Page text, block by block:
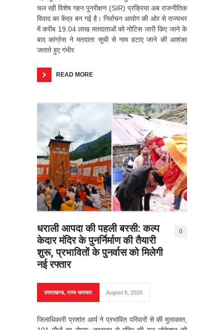
चल रही विशेष गहन पुनरीक्षण (SIR) प्रक्रिया अब राजनीतिक
विवाद का केंद्र बन गई है। निर्वाचन आयोग की ओर से राज्यभर
में करीब 19.04 लाख मतदाताओं को नोटिस जारी किए जाने के
बाद कांग्रेस ने मतदाता सूची से नाम हटाए जाने की आशंका
जताते हुए गंभीर
READ MORE
धराली आपदा की पहली बरसी: कल्प
केदार मंदिर के पुनर्निर्माण की तैयारी
शुरू, प्रभावितों के पुनर्वास को मिलेगी
नई रफ्तार
0
उत्तराखण्ड,राज्य समाचार August 6, 2026
जिलाधिकारी प्रशांत आर्य ने प्रभावित परिवारों से की मुलाकात,